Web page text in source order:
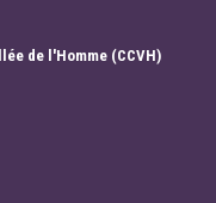
de l'Homme (CCVH)